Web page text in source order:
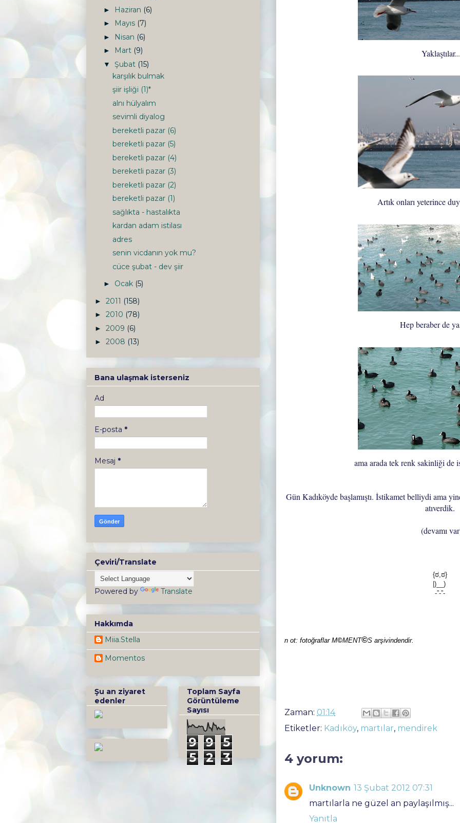
Artık onları yeterince
Hep beraber de
ama arada tek renk sakinliği de
Gün Kadıköyde başlamıştı. İstikamet belliydi ama
atıverdik.
(devamı
{ಠ,ಠ}
|)__)
-”-”-
n ot: fotoğraflar ​ M©MENT©S ​ arşivindendir.​
Zaman: 01:14
Etiketler: Kadıköy, martılar, mendirek
4 yorum:
Unknown 13 Şubat 2012 07:31
martılarla ne güzel an paylaşılmış...
Yanıtla
► Haziran (6)
► Mayıs (7)
► Nisan (6)
► Mart (9)
▼ Şubat (15)
karşılık bulmak
şiir işliği (1)*
alnı hülyalım
sevimli diyalog
bereketli pazar (6)
bereketli pazar (5)
bereketli pazar (4)
bereketli pazar (3)
bereketli pazar (2)
bereketli pazar (1)
sağlıkta - hastalıkta
kardan adam istilası
adres
senin vicdanın yok mu?
cüce şubat - dev şiir
► Ocak (5)
► 2011 (158)
► 2010 (78)
► 2009 (6)
► 2008 (13)
Bana ulaşmak isterseniz
Ad
E-posta *
Mesaj *
Çeviri/Translate
Powered by Translate
Hakkımda
Miia.Stella
Momentos
Şu an ziyaret
edenler
Toplam Sayfa
Görüntüleme
Sayısı
9 9
5
5
2 3